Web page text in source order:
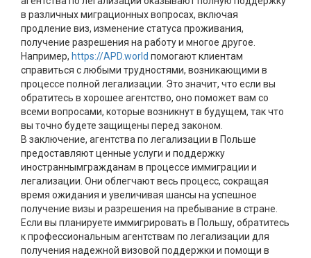
в различныхмиграционных вопросах, включая
продление виз, изменение статуса проживания,
получение разрешения на работу и многое другое.
Например, https://APD.world помогают клиентам
справиться с любыми трудностями, возникающими в
процессе полной легализации. Это значит, что если вы
обратитесь в хорошее агентство, оно поможет вам со
всеми вопросами, которые возникнут в будущем, так что
вы точно будете защищены перед законом.
В заключение, агентства по легализации в Польше
предоставляют ценные услуги и поддержку
иностраннымгражданам в процессе иммиграции и
легализации. Они облегчают весь процесс, сокращая
время ожидания и увеличивая шансы на успешное
получение визы и разрешения на пребывание в стране.
Если вы планируете иммигрировать в Польшу, обратитесь
к профессиональным агентствам по легализации для
получения надежной визовой поддержки и помощи в